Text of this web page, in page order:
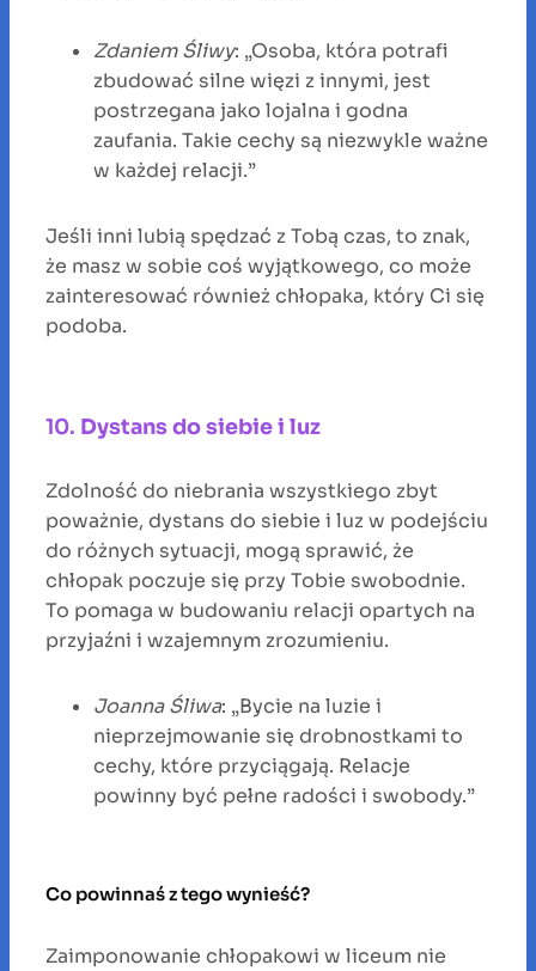
Zdaniem Śliwy: „Osoba, która potrafi
zbudować silne więzi z innymi, jest
postrzegana jako lojalna i godna
zaufania. Takie cechy są niezwykle ważne
w każdej relacji.”
Jeśli inni lubią spędzać z Tobą czas, to znak,
że masz w sobie coś wyjątkowego, co może
zainteresować również chłopaka, który Ci się
podoba.
10. Dystans do siebie i luz
Zdolność do niebrania wszystkiego zbyt
poważnie, dystans do siebie i luz w podejściu
do różnych sytuacji, mogą sprawić, że
chłopak poczuje się przy Tobie swobodnie.
To pomaga w budowaniu relacji opartych na
przyjaźni i wzajemnym zrozumieniu.
Joanna Śliwa: „Bycie na luzie i
nieprzejmowanie się drobnostkami to
cechy, które przyciągają. Relacje
powinny być pełne radości i swobody.”
Co powinnaś z tego wynieść?
Zaimponowanie chłopakowi w liceum nie